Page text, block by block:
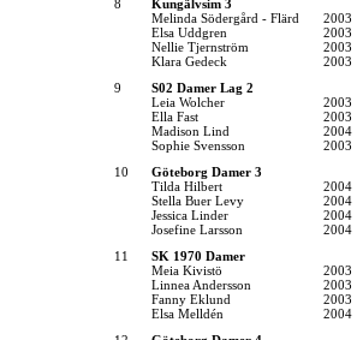
8
Kungälvsim 3
Melinda Södergård - Flärd
2003
Elsa Uddgren
2003
Nellie Tjernström
2003
Klara Gedeck
2003
9
S02 Damer Lag 2
Leia Wolcher
2003
Ella Fast
2003
Madison Lind
2004
Sophie Svensson
2003
10
Göteborg Damer 3
Tilda Hilbert
2004
Stella Buer Levy
2004
Jessica Linder
2004
Josefine Larsson
2004
11
SK 1970 Damer
Meia Kivistö
2003
Linnea Andersson
2003
Fanny Eklund
2003
Elsa Melldén
2004